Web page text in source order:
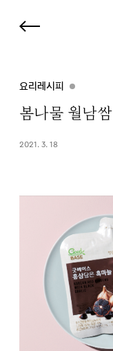
요리레시피
봄나물 월남쌈
2021. 3. 18